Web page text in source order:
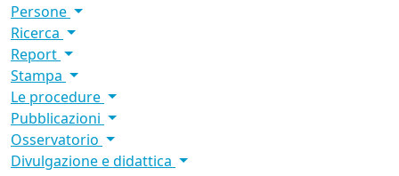
Persone
Ricerca
Report
Stampa
Le procedure
Pubblicazioni
Osservatorio
Divulgazione e didattica